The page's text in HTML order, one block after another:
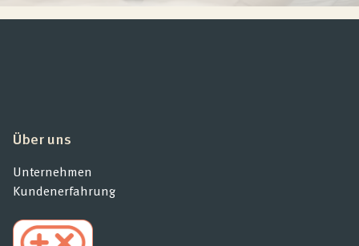
Über uns
Unternehmen
Kundenerfahrung